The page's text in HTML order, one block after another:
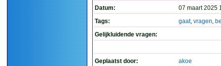
Datum:
07 maart 2025
Tags:
gaat, vragen,
Gelijkluidende vragen:
Geplaatst door: akoe